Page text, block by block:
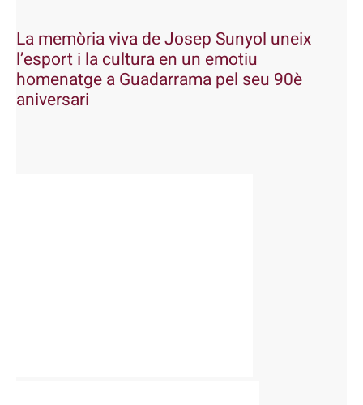
La memòria viva de Josep Sunyol uneix
l’esport i la cultura en un emotiu
homenatge a Guadarrama pel seu 90è
aniversari